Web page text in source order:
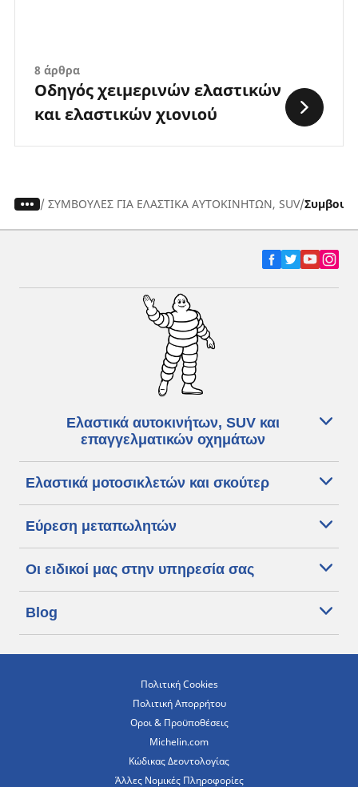
8 άρθρα
Οδηγός χειμερινών ελαστικών
και ελαστικών χιονιού
/ ΣΥΜΒΟΥΛΕΣ ΓΙΑ ΕΛΑΣΤΙΚΑ ΑΥΤΟΚΙΝΗΤΩΝ, SUV
Ελαστικά αυτοκινήτων, SUV και
επαγγελματικών οχημάτων
Ελαστικά μοτοσικλετών και σκούτερ
Εύρεση μεταπωλητών
Οι ειδικοί μας στην υπηρεσία σας
Blog
Πολιτική Cookies
Πολιτική Απορρήτου
Οροι & Προϋποθέσεις
Michelin.com
Κώδικας Δεοντολογίας
Άλλες Νομικές Πληροφορίες